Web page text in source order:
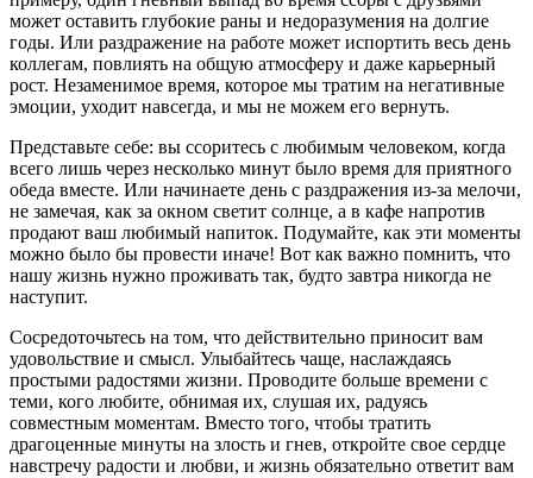
может оставить глубокие раны и недоразумения на долгие
годы. Или раздражение на работе может испортить весь день
коллегам, повлиять на общую атмосферу и даже карьерный
рост. Незаменимое время, которое мы тратим на негативные
эмоции, уходит навсегда, и мы не можем его вернуть.
Представьте себе: вы ссоритесь с любимым человеком, когда
всего лишь через несколько минут было время для приятного
обеда вместе. Или начинаете день с раздражения из-за мелочи,
не замечая, как за окном светит солнце, а в кафе напротив
продают ваш любимый напиток. Подумайте, как эти моменты
можно было бы провести иначе! Вот как важно помнить, что
нашу жизнь нужно проживать так, будто завтра никогда не
наступит.
Сосредоточьтесь на том, что действительно приносит вам
удовольствие и смысл. Улыбайтесь чаще, наслаждаясь
простыми радостями жизни. Проводите больше времени с
теми, кого любите, обнимая их, слушая их, радуясь
совместным моментам. Вместо того, чтобы тратить
драгоценные минуты на злость и гнев, откройте свое сердце
навстречу радости и любви, и жизнь обязательно ответит вам